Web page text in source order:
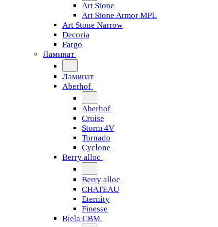
Art Stone
Art Stone Armor MPL
Art Stone Narrow
Decoria
Fargo
Ламинат
Ламинат
Aberhof
Aberhof
Cruise
Storm 4V
Tornado
Сyclone
Berry alloc
Berry alloc
CHATEAU
Eternity
Finesse
Biela CBM